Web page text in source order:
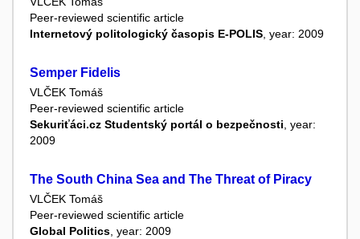
Peer-reviewed scientific article
Internetový politologický časopis E-POLIS , year: 2009
Semper Fidelis
VLČEK Tomáš
Peer-reviewed scientific article
Sekuriťáci.cz Studentský portál o bezpečnosti , year:
2009
The South China Sea and The Threat of Piracy
VLČEK Tomáš
Peer-reviewed scientific article
Global Politics , year: 2009